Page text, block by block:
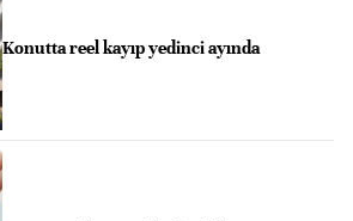
Konutta reel kayıp yedinci ayında